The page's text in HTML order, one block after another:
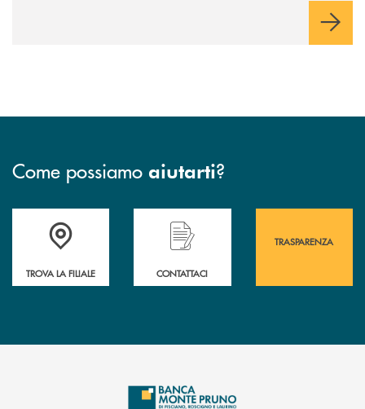
Come possiamo aiutarti?
Accedi all' elenco completo&nbsp; delle&nbsp; filiali&nbsp; di Banca
TROVA LA FILIALE
Hai bisogno di assistenza immediata?
CONTATTACI
TRASPARENZA